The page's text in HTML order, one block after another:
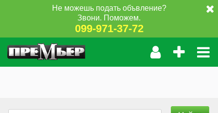
Не можешь подать объвление?
Звони. Поможем.
099-971-37-72